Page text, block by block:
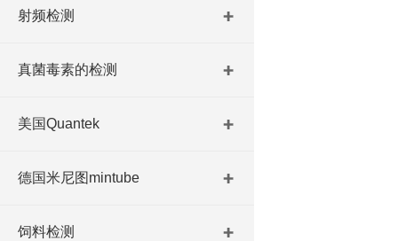
射频检测
真菌毒素的检测
美国Quantek
德国米尼图mintube
饲料检测